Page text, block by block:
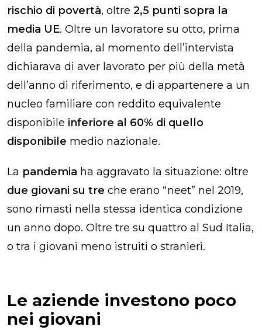
rischio di povertà, oltre 2,5 punti sopra la
media UE. Oltre un lavoratore su otto, prima
della pandemia, al momento dell’intervista
dichiarava di aver lavorato per più della metà
dell’anno di riferimento, e di appartenere a un
nucleo familiare con reddito equivalente
disponibile inferiore al 60% di quello
disponibile medio nazionale.
La pandemia ha aggravato la situazione: oltre
due giovani su tre che erano “neet” nel 2019,
sono rimasti nella stessa identica condizione
un anno dopo. Oltre tre su quattro al Sud Italia,
o tra i giovani meno istruiti o stranieri.
Le aziende investono poco
nei giovani